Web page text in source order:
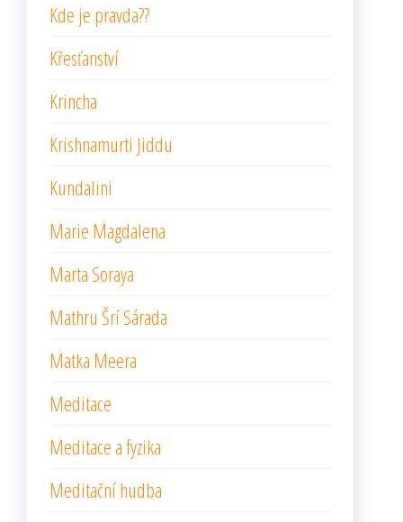
Kde je pravda??
Křesťanství
Krincha
Krishnamurti Jiddu
Kundalini
Marie Magdalena
Marta Soraya
Mathru Šrí Sárada
Matka Meera
Meditace
Meditace a fyzika
Meditační hudba